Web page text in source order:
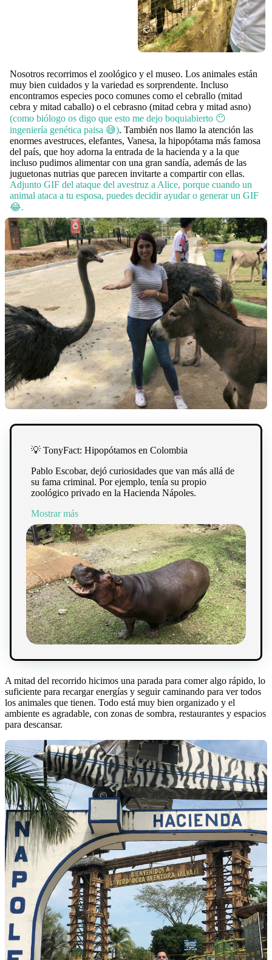
Nosotros recorrimos el zoológico y el museo. Los animales están
muy bien cuidados y la variedad es sorprendente. Incluso
encontramos especies poco comunes como el cebrallo (mitad
cebra y mitad caballo) o el cebrasno (mitad cebra y mitad asno)
(como biólogo os digo que esto me dejo boquiabierto 😶
ingeniería genética paisa 😅). También nos llamo la atención las
enormes avestruces, elefantes, Vanesa, la hipopótama más famosa
del país, que hoy adorna la entrada de la hacienda y a la que
incluso pudimos alimentar con una gran sandía, además de las
juguetonas nutrias que parecen invitarte a compartir con ellas.
Adjunto GIF del ataque del avestruz a Alice, porque cuando un
animal ataca a tu esposa, puedes decidir ayudar o generar un GIF
😂.
💡 TonyFact: Hipopótamos en Colombia
Pablo Escobar, dejó curiosidades que van más allá de
su fama criminal. Por ejemplo, tenía su propio
zoológico privado en la Hacienda Nápoles.
Mostrar más
A mitad del recorrido hicimos una parada para comer algo rápido, lo
suficiente para recargar energías y seguir caminando para ver todos
los animales que tienen. Todo está muy bien organizado y el
ambiente es agradable, con zonas de sombra, restaurantes y espacios
para descansar.